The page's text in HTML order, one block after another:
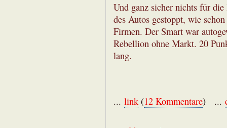
Und ganz sicher nichts für
des Autos gestoppt, wie
Firmen. Der Smart war
Rebellion ohne Markt. 20
lang.
... link(12 Kommentare) ...